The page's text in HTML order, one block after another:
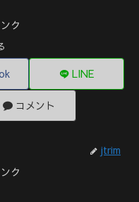
ク
LINE
コメント
jtrim
ク